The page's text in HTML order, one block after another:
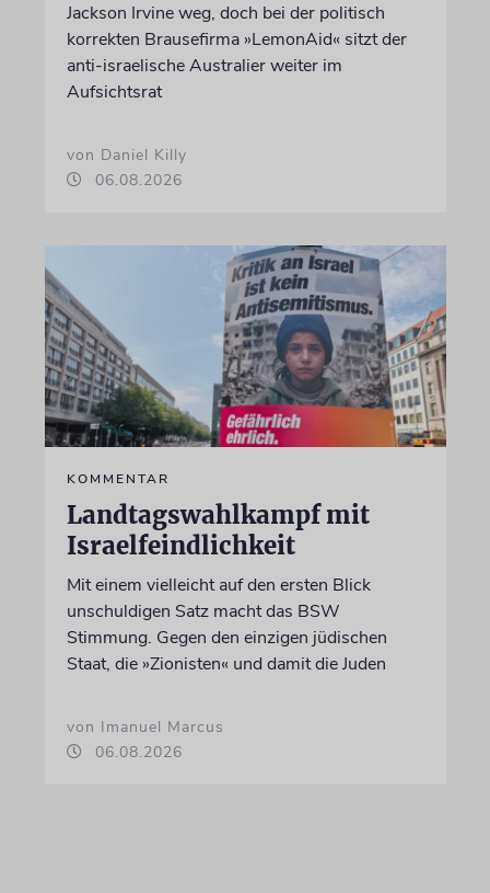
Jackson Irvine weg, doch bei der politisch
korrekten Brausefirma »LemonAid« sitzt der
anti-israelische Australier weiter im
Aufsichtsrat
von Daniel Killy
06.08.2026
KOMMENTAR
Landtagswahlkampf mit
Israelfeindlichkeit
Mit einem vielleicht auf den ersten Blick
unschuldigen Satz macht das BSW
Stimmung. Gegen den einzigen jüdischen
Staat, die »Zionisten« und damit die Juden
von Imanuel Marcus
06.08.2026